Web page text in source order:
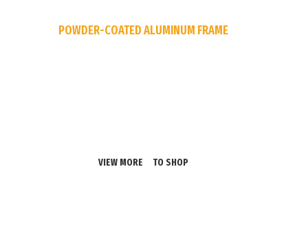
POWDER-COATED ALUMINUM FRAME
VIEW MORE TO SHOP